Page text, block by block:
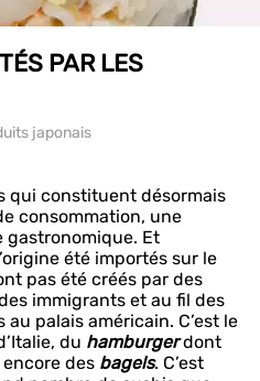
PAR LES
japonais
qui constituent désormais
consommation, une
gastronomique. Et
été importés sur le
pas été créés par des
immigrants et au fil des
palais américain. C’est le
du hamburgerdont
encore des bagels. C’est